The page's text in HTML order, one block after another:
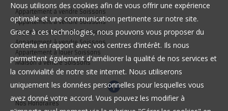
Appartement à vendre Soissons
Appartement à vendre Soissons
Appartement à vendre Soissons
Appartement à vendre Soissons
Appartement à louer Soissons
Maison à vendre Soissons
Nos Honoraires
Nous utilisons des cookies afin de vous offrir une expérience
optimale et une communication pertinente sur notre site.
Grace à ces technologies, nous pouvons vous proposer du
contenu en rapport avec vos centres d'intérêt. Ils nous
permettent également d'améliorer la qualité de nos services et
la convivialité de notre site internet. Nous utiliserons
uniquement les données personnelles pour lesquelles vous
avez donné votre accord. Vous pouvez les modifier à